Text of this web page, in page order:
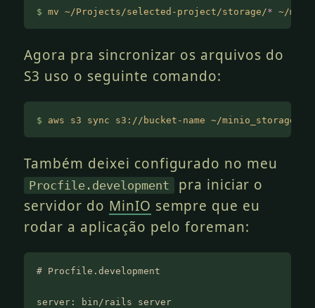
$ mv ~/Projects/selected-project/storage/* ~/
Agora pra sincronizar os arquivos do
S3 uso o seguinte comando:
$ aws s3 sync s3://bucket-name ~/minio_storage/
Também deixei configurado no meu
Procfile.development
pra iniciar o
servidor do MinIO sempre que eu
rodar a aplicação pelo foreman:
# Procfile.development
server: bin/rails server